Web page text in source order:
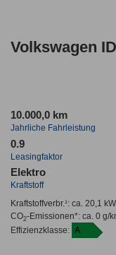
Volkswagen
10.000,0 km
Jahrliche Fahrleistung
0.9
Leasingfaktor
Elektro
Kraftstoff
Kraftstoffverbr.¹: ca. 20,1
CO2-Emissionen*: ca. 0 g/
Effizienzklasse: A